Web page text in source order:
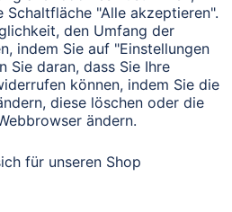
bestätigen Sie, dass Sie unsere
Formulardatenverarbeitung zur